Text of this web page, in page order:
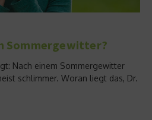
Sommergewitter?
Nach einem Sommergewitter
schlimmer. Woran liegt das, Dr.